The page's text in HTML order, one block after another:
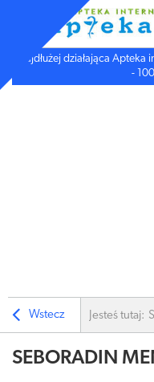
Najdłużej działająca
-
Wstecz Jesteś tutaj:
SEBORADIN